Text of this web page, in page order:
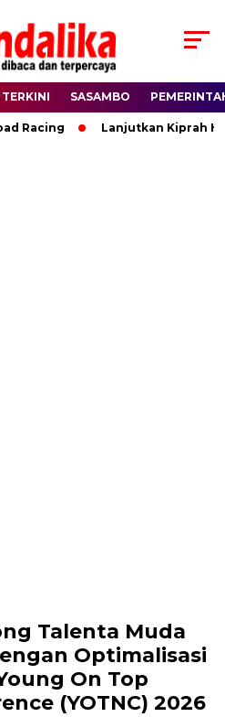
SASAMBO
Lanjutkan Kiprah HBK,
Talenta Muda
Optimalisasi
On Top
(YOTNC) 2026